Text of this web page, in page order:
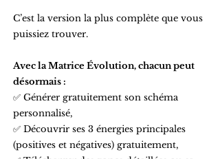
C’est la version la plus complète que vous
puissiez trouver.
Avec la Matrice Évolution, chacun peut
désormais :
✅ Générer gratuitement son schéma
personnalisé,
✅ Découvrir ses 3 énergies principales
(positives et négatives) gratuitement,